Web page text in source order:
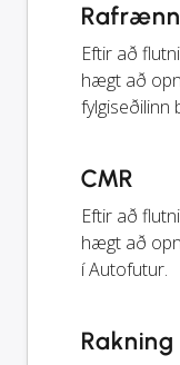
Eftir að
hægt að
fylgiseðilinn
CMR
Eftir að
hægt að
í Autofutur.
Rakning